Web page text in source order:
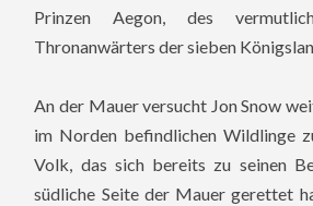
Prinzen Aegon, des
Thronanwärters der sieben
An der Mauer versucht Jon Snow
im Norden befindlichen Wildlinge
Volk, das sich bereits zu seinen
südliche Seite der Mauer gerettet